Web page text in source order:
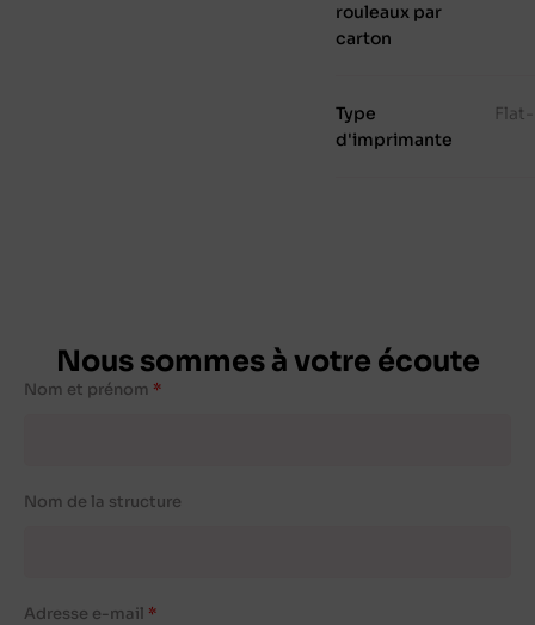
rouleaux par
carton
Type
d'imprimante
Nous sommes à votre écoute
Nom et prénom
Nom de la structure
Adresse e-mail